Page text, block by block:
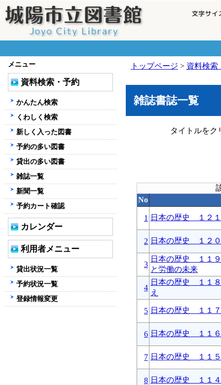
トップページ > 資料検索
雑誌書誌一覧
タイトルをク
No
1 日本の歴史 １２
2 日本の歴史 １２
3
日本の歴史 １１
と労働の未来
4
日本の歴史 １１
え
5 日本の歴史 １１
6 日本の歴史 １１
7 日本の歴史 １１
8 日本の歴史 １１
メニュー
資料検索・予約
かんたん検索
くわしく検索
新しく入った図書
予約の多い図書
貸出の多い図書
雑誌一覧
新聞一覧
予約カート確認
カレンダー
利用者メニュー
貸出状況一覧
予約状況一覧
登録情報変更